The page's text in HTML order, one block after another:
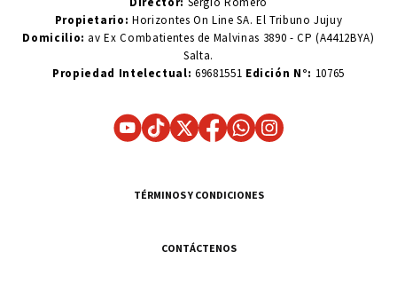
Propietario:Horizontes On Line SA. El Tribuno Jujuy
Domicilio: av Ex Combatientes de Malvinas 3890 - CP (A4412BYA)
Salta.
Propiedad Intelectual: 69681551 Edición N°: 10765
TÉRMINOS Y CONDICIONES
CONTÁCTENOS